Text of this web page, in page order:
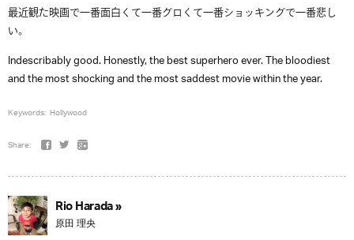
最近観た映画で一番面白くて一番グロくて一番ショッキングで一番悲し
い。
Indescribably good. Honestly, the best superhero ever. The bloodiest
and the most shocking and the most saddest movie within the year.
Keywords: Hollywood
Share:
Rio Harada »
原田 理央